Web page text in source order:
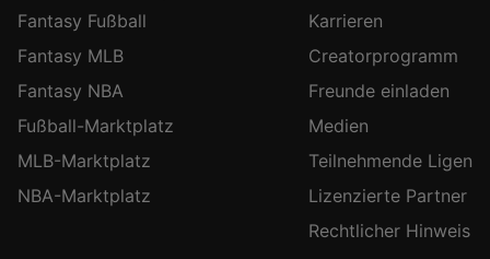
Fantasy Fußball
Fantasy MLB
Fantasy NBA
Fußball-Marktplatz
MLB-Marktplatz
NBA-Marktplatz
Karrieren
Creatorprogramm
Freunde einladen
Medien
Teilnehmende Ligen
Lizenzierte Partner
Rechtlicher Hinweis